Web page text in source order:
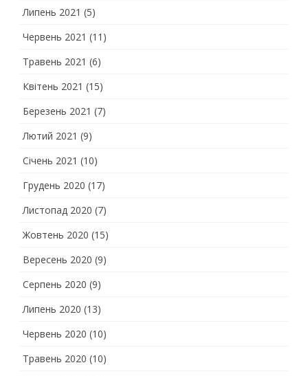
Липень 2021 (5)
Червень 2021 (11)
Травень 2021 (6)
Квітень 2021 (15)
Березень 2021 (7)
Лютий 2021 (9)
Січень 2021 (10)
Грудень 2020 (17)
Листопад 2020 (7)
Жовтень 2020 (15)
Вересень 2020 (9)
Серпень 2020 (9)
Липень 2020 (13)
Червень 2020 (10)
Травень 2020 (10)